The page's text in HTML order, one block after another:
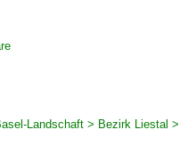
Landschaft > Bezirk Liestal >